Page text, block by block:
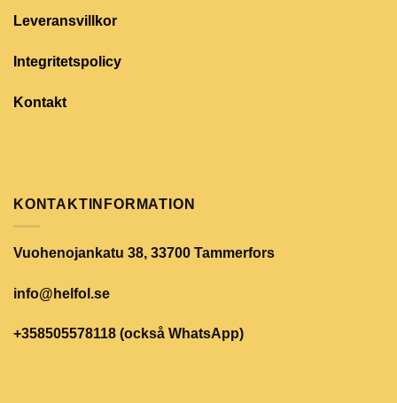
Leveransvillkor
Integritetspolicy
Kontakt
KONTAKTINFORMATION
Vuohenojankatu 38, 33700 Tammerfors
info@helfol.se
+358505578118 (också WhatsApp)